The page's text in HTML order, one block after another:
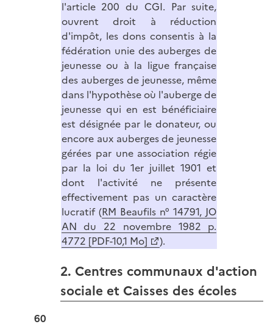
l'article 200 du CGI. Par suite,
ouvrent droit à réduction
d'impôt, les dons consentis à la
fédération unie des auberges de
jeunesse ou à la ligue française
des auberges de jeunesse, même
dans l'hypothèse où l'auberge de
jeunesse qui en est bénéficiaire
est désignée par le donateur, ou
encore aux auberges de jeunesse
gérées par une association régie
par la loi du 1er juillet 1901 et
dont l'activité ne présente
effectivement pas un caractère
lucratif (RM Beaufils n° 14791, JO
AN du 22 novembre 1982 p.
4772 [PDF-10,1 Mo]
).
2. Centres communaux d'action
sociale et Caisses des écoles
60